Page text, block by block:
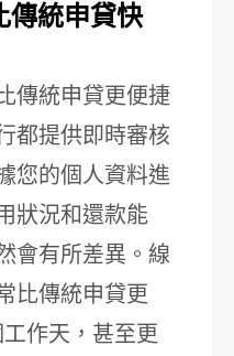
傳統申貸快
傳統申貸更便捷
都提供即時審核
您的個人資料進
狀況和還款能
會有所差異。線
比傳統申貸更
作天，甚至更